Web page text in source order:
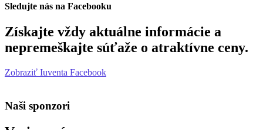
Sledujte nás na Facebooku
Získajte vždy aktuálne informácie a
nepremeškajte súťaže o atraktívne ceny.
Zobraziť Iuventa Facebook
Naši sponzori